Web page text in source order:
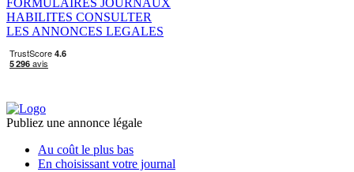
FORMULAIRES JOURNAUX
HABILITES CONSULTER
LES ANNONCES LEGALES
Publiez une annonce légale
Au coût le plus bas
En choisissant votre journal